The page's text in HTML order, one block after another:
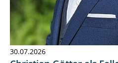
30.07.2026